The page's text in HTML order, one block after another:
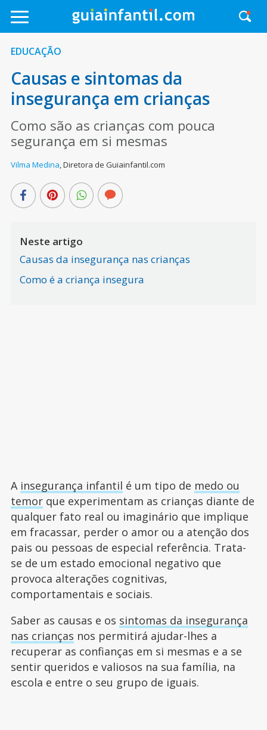
EDUCAÇÃO
Causas e sintomas da
insegurança em crianças
Como são as crianças com pouca
segurança em si mesmas
Vilma Medina,Diretora de Guiainfantil.com
Neste artigo
Causas da insegurança nas crianças
Como é a criança insegura
A insegurança infantil é um tipo de medo ou
temorque experimentam as crianças diante de
qualquer fato real ou imaginário que implique
em fracassar, perder o amor ou a atenção dos
pais ou pessoas de especial referência. Trata-
se de um estado emocional negativo que
provoca alterações cognitivas,
comportamentais e sociais.
Saber as causas e os sintomas da insegurança
nas crianças nos permitirá ajudar-lhes a
recuperar as confianças em si mesmas e a se
sentir queridos e valiosos na sua família, na
escola e entre o seu grupo de iguais.